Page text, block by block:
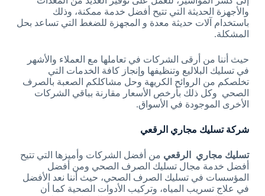
والأجهزة الحديثة التي تتيح أفضل خدمة ممكنة، وذلك
باستخدام آلات حديثة معدة و المجهزة للضغط التي تساعد بحل
المشكلة.
حيث أننا من أرقى الشركات في تعاملها مع العملاء والأشهر
في تسليك البلاليع وتنظيفها وإنجاز كافة الخدمات التي
تخلصكم من الروائح الكريهة وحل مشاكلكم الصعبة بالصرف
الصحي وكل ذلك بأرخص الأسعار مقارنة بباقي الشركات
الأخرى الموجودة في الأسواق.
شركة تسليك مجاري الرقعي
تسليك مجاري الرقعي من أفضل الشركات وأميزها التي تتيح
أفضل خدمة مجال تسليك الصرف الصحي ومن أفضل
المؤسسات في تسليك الصرف الصحي، حيث أننا نعد الأفضل
في علاج تسريب المياه، وتركيب الأدوات الصحية كما أن